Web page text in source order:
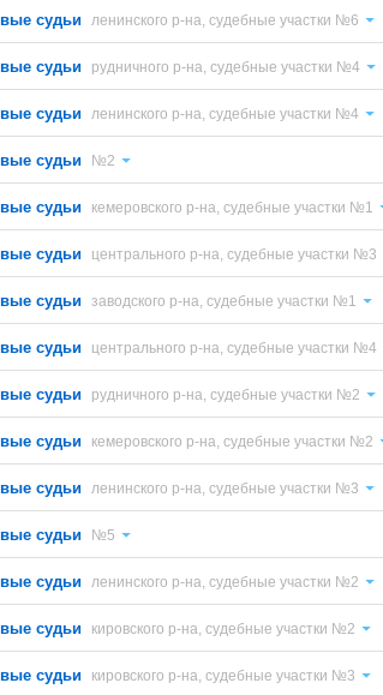
судьи ленинского р-на, судебные участки №6
судьи рудничного р-на, судебные участки №4
судьи ленинского р-на, судебные участки №4
судьи №2
судьи кемеровского р-на, судебные участки №1
судьи центрального р-на, судебные участки №3
судьи заводского р-на, судебные участки №1
судьи центрального р-на, судебные участки №4
судьи рудничного р-на, судебные участки №2
судьи кемеровского р-на, судебные участки №2
судьи ленинского р-на, судебные участки №3
судьи №5
судьи ленинского р-на, судебные участки №2
судьи кировского р-на, судебные участки №2
судьи кировского р-на, судебные участки №3